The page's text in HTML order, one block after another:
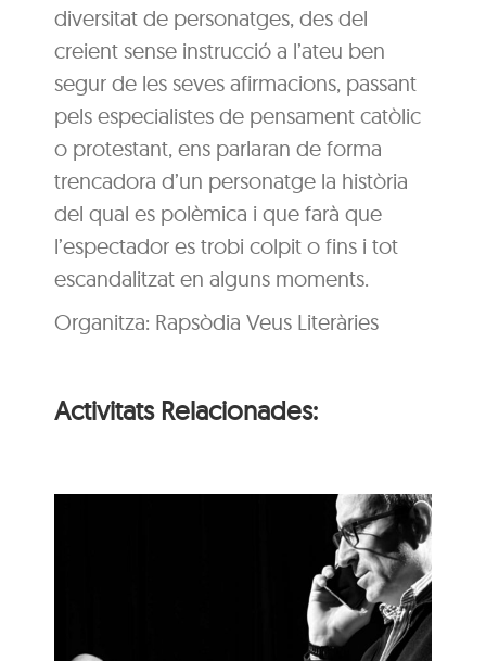
diversitat de personatges, des del
creient sense instrucció a l’ateu ben
segur de les seves afirmacions, passant
pels especialistes de pensament catòlic
o protestant, ens parlaran de forma
trencadora d’un personatge la història
del qual es polèmica i que farà que
l’espectador es trobi colpit o fins i tot
escandalitzat en alguns moments.
Organitza: Rapsòdia Veus Literàries
Activitats Relacionades:
‘Coses Nostres’, de
Ramon Madaula